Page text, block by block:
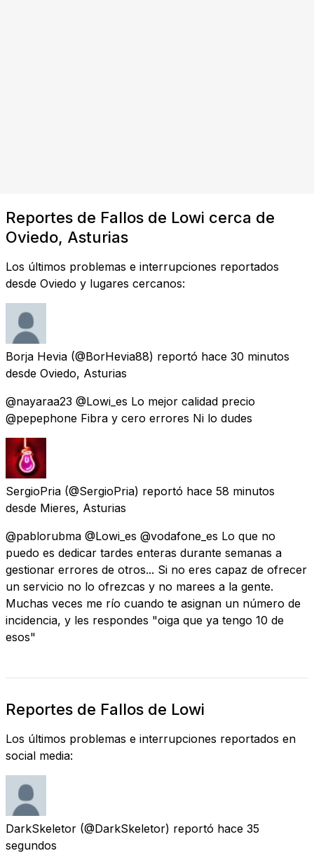
Reportes de Fallos de Lowi cerca de
Oviedo, Asturias
Los últimos problemas e interrupciones reportados
desde Oviedo y lugares cercanos:
Borja Hevia (@BorHevia88) reportó hace 30 minutos
desde Oviedo, Asturias
@nayaraa23 @Lowi_es Lo mejor calidad precio
@pepephone Fibra y cero errores Ni lo dudes
SergioPria (@SergioPria) reportó hace 58 minutos
desde Mieres, Asturias
@pablorubma @Lowi_es @vodafone_es Lo que no
puedo es dedicar tardes enteras durante semanas a
gestionar errores de otros... Si no eres capaz de ofrecer
un servicio no lo ofrezcas y no marees a la gente.
Muchas veces me río cuando te asignan un número de
incidencia, y les respondes "oiga que ya tengo 10 de
esos"
Reportes de Fallos de Lowi
Los últimos problemas e interrupciones reportados en
social media:
DarkSkeletor (@DarkSkeletor) reportó hace 35
segundos